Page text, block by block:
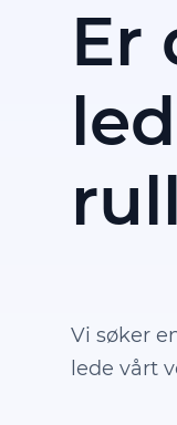
Er
Vi søker
lede vårt